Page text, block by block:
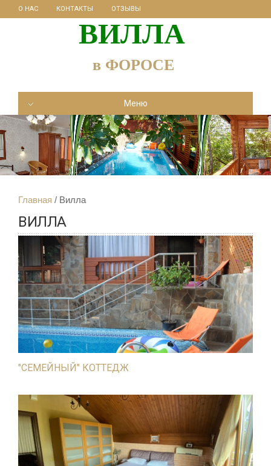
О НАС КОНТАКТЫ ОТЗЫВЫ
ВИЛЛА
в ФОРОСЕ
Меню
Главная Вилла
ВИЛЛА
"СЕМЕЙНЫЙ" КОТТЕДЖ